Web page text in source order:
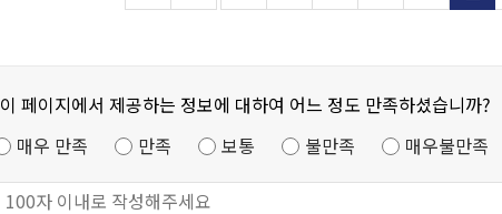
이 페이지에서 제공하는 정보에 대하여 어느 정도 만족하셨습니까?
매우 만족
만족 보통 불만족 매우불만족